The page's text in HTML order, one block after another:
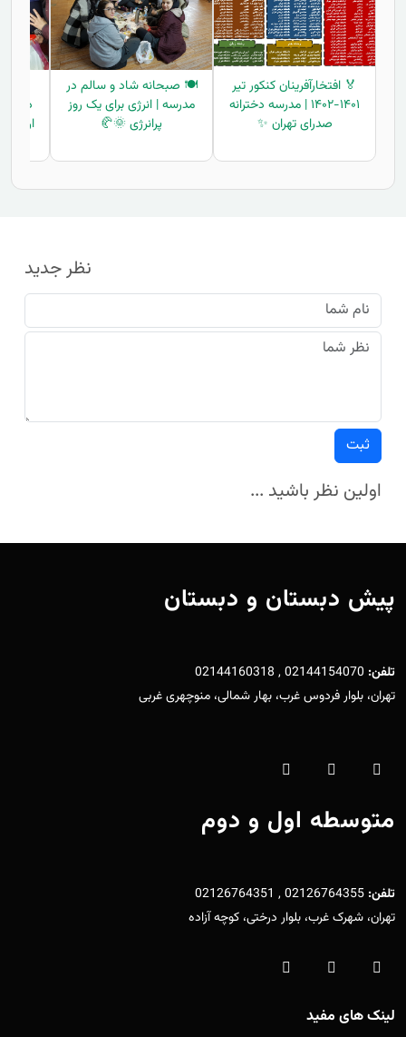
🏅 افتخارآفرینان کنکور تیر
۱۴۰۱-۱۴۰۲ | مدرسه دخترانه
صدرای تهران ✨
🍽️ صبحانه شاد و سالم در
مدرسه | انرژی برای یک روز
پرانرژی 🌞🥐
اردوی
نظر جدید
ثبت
اولین نظر باشید ...
پیش دبستان و دبستان
تلفن: 02144154070 , 02144160318
تهران، بلوار فردوس غرب، بهار شمالی، منوچهری غربی
متوسطه اول و دوم
تلفن: 02126764355 , 02126764351
تهران، شهرک غرب، بلوار درختی، کوچه آزاده
لینک های مفید